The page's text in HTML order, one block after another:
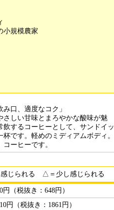
小規模農家
口、適度なコク」
しい甘味とまろやかな酸味が魅
するコーヒーとして、サンドイッ
です。軽めのミディアムボディ。
ーヒーです。
じられる △＝少し感じられる
（税抜き：648円）
円（税抜き：1861円）